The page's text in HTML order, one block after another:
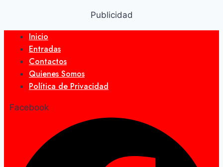
Publicidad
Inicio
Entradas
Contactos
Quienes Somos
Política de Privacidad
Facebook